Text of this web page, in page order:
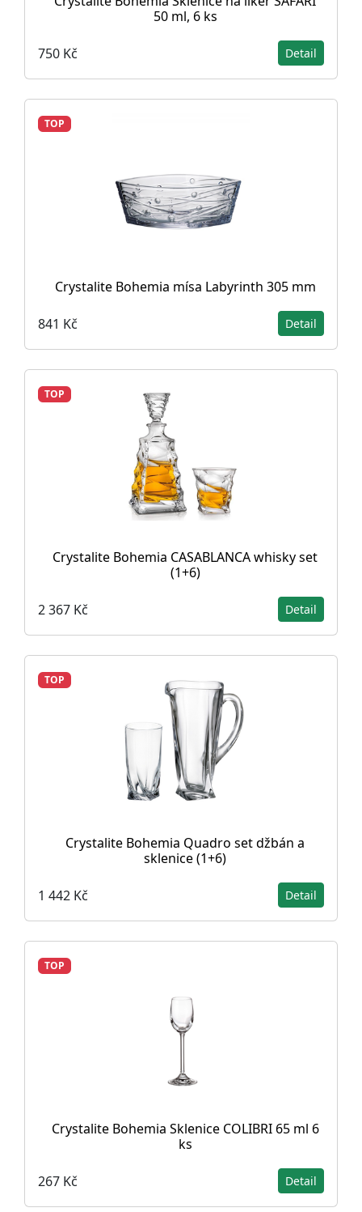
50 ml, 6 ks
750 Kč Detail
TOP
Crystalite Bohemia mísa Labyrinth 305 mm
841 Kč Detail
TOP
Crystalite Bohemia CASABLANCA whisky set
(1+6)
2 367 Kč Detail
TOP
Crystalite Bohemia Quadro set džbán a
sklenice (1+6)
1 442 Kč Detail
TOP
Crystalite Bohemia Sklenice COLIBRI 65 ml 6
ks
267 Kč Detail